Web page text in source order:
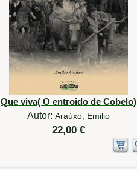
Que viva( O entroido de Cobelo)
Autor: Araúxo, Emilio
22,00 €